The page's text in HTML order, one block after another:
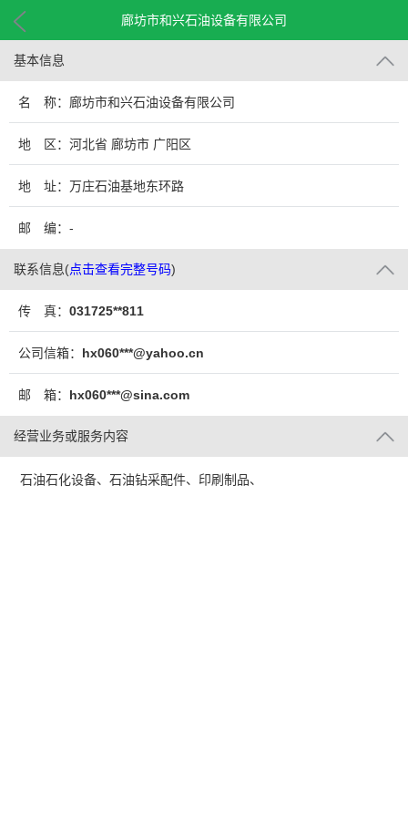
廊坊市和兴石油设备有限公司
基本信息
名 称：廊坊市和兴石油设备有限公司
地 区：河北省 廊坊市 广阳区
地 址：万庄石油基地东环路
邮 编：-
联系信息(点击查看完整号码)
传 真： 031725**811
公司信箱： hx060***@yahoo.cn
邮 箱： hx060***@sina.com
经营业务或服务内容
石油石化设备、石油钻采配件、印刷制品、